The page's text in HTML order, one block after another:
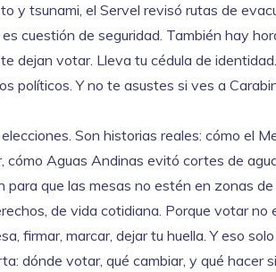
y tsunami, el Servel revisó rutas de
cuestión de seguridad. También hay
dejan votar. Lleva tu cédula de
políticos. Y no te asustes si ves a
Son historias reales: cómo el
Aguas Andinas evitó cortes de
que las mesas no estén en zonas
de vida cotidiana. Porque votar no
firmar, marcar, dejar tu huella. Y eso
dónde votar, qué cambiar, y qué hacer